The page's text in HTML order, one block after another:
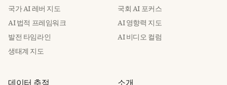
국가 AI 레버 지도
AI 법적 프레임워크
발전 타임라인
생태계 지도
국회 AI 포커스
AI 영향력 지도
AI 비디오 컬럼
데이터 추적 소개